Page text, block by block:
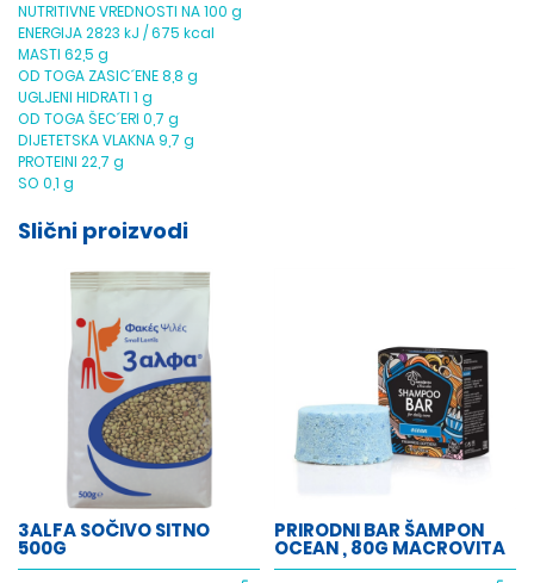
NUTRITIVNE VREDNOSTI NA 100 g
ENERGIJA 2823 kJ / 675 kcal
MASTI 62,5 g
OD TOGA ZASIC´ENE 8,8 g
UGLJENI HIDRATI 1 g
OD TOGA ŠEC´ERI 0,7 g
DIJETETSKA VLAKNA 9,7 g
PROTEINI 22,7 g
SO 0,1 g
Slični proizvodi
3ALFA SOČIVO SITNO
500G
PRIRODNI BAR ŠAMPON
OCEAN , 80G MACROVITA